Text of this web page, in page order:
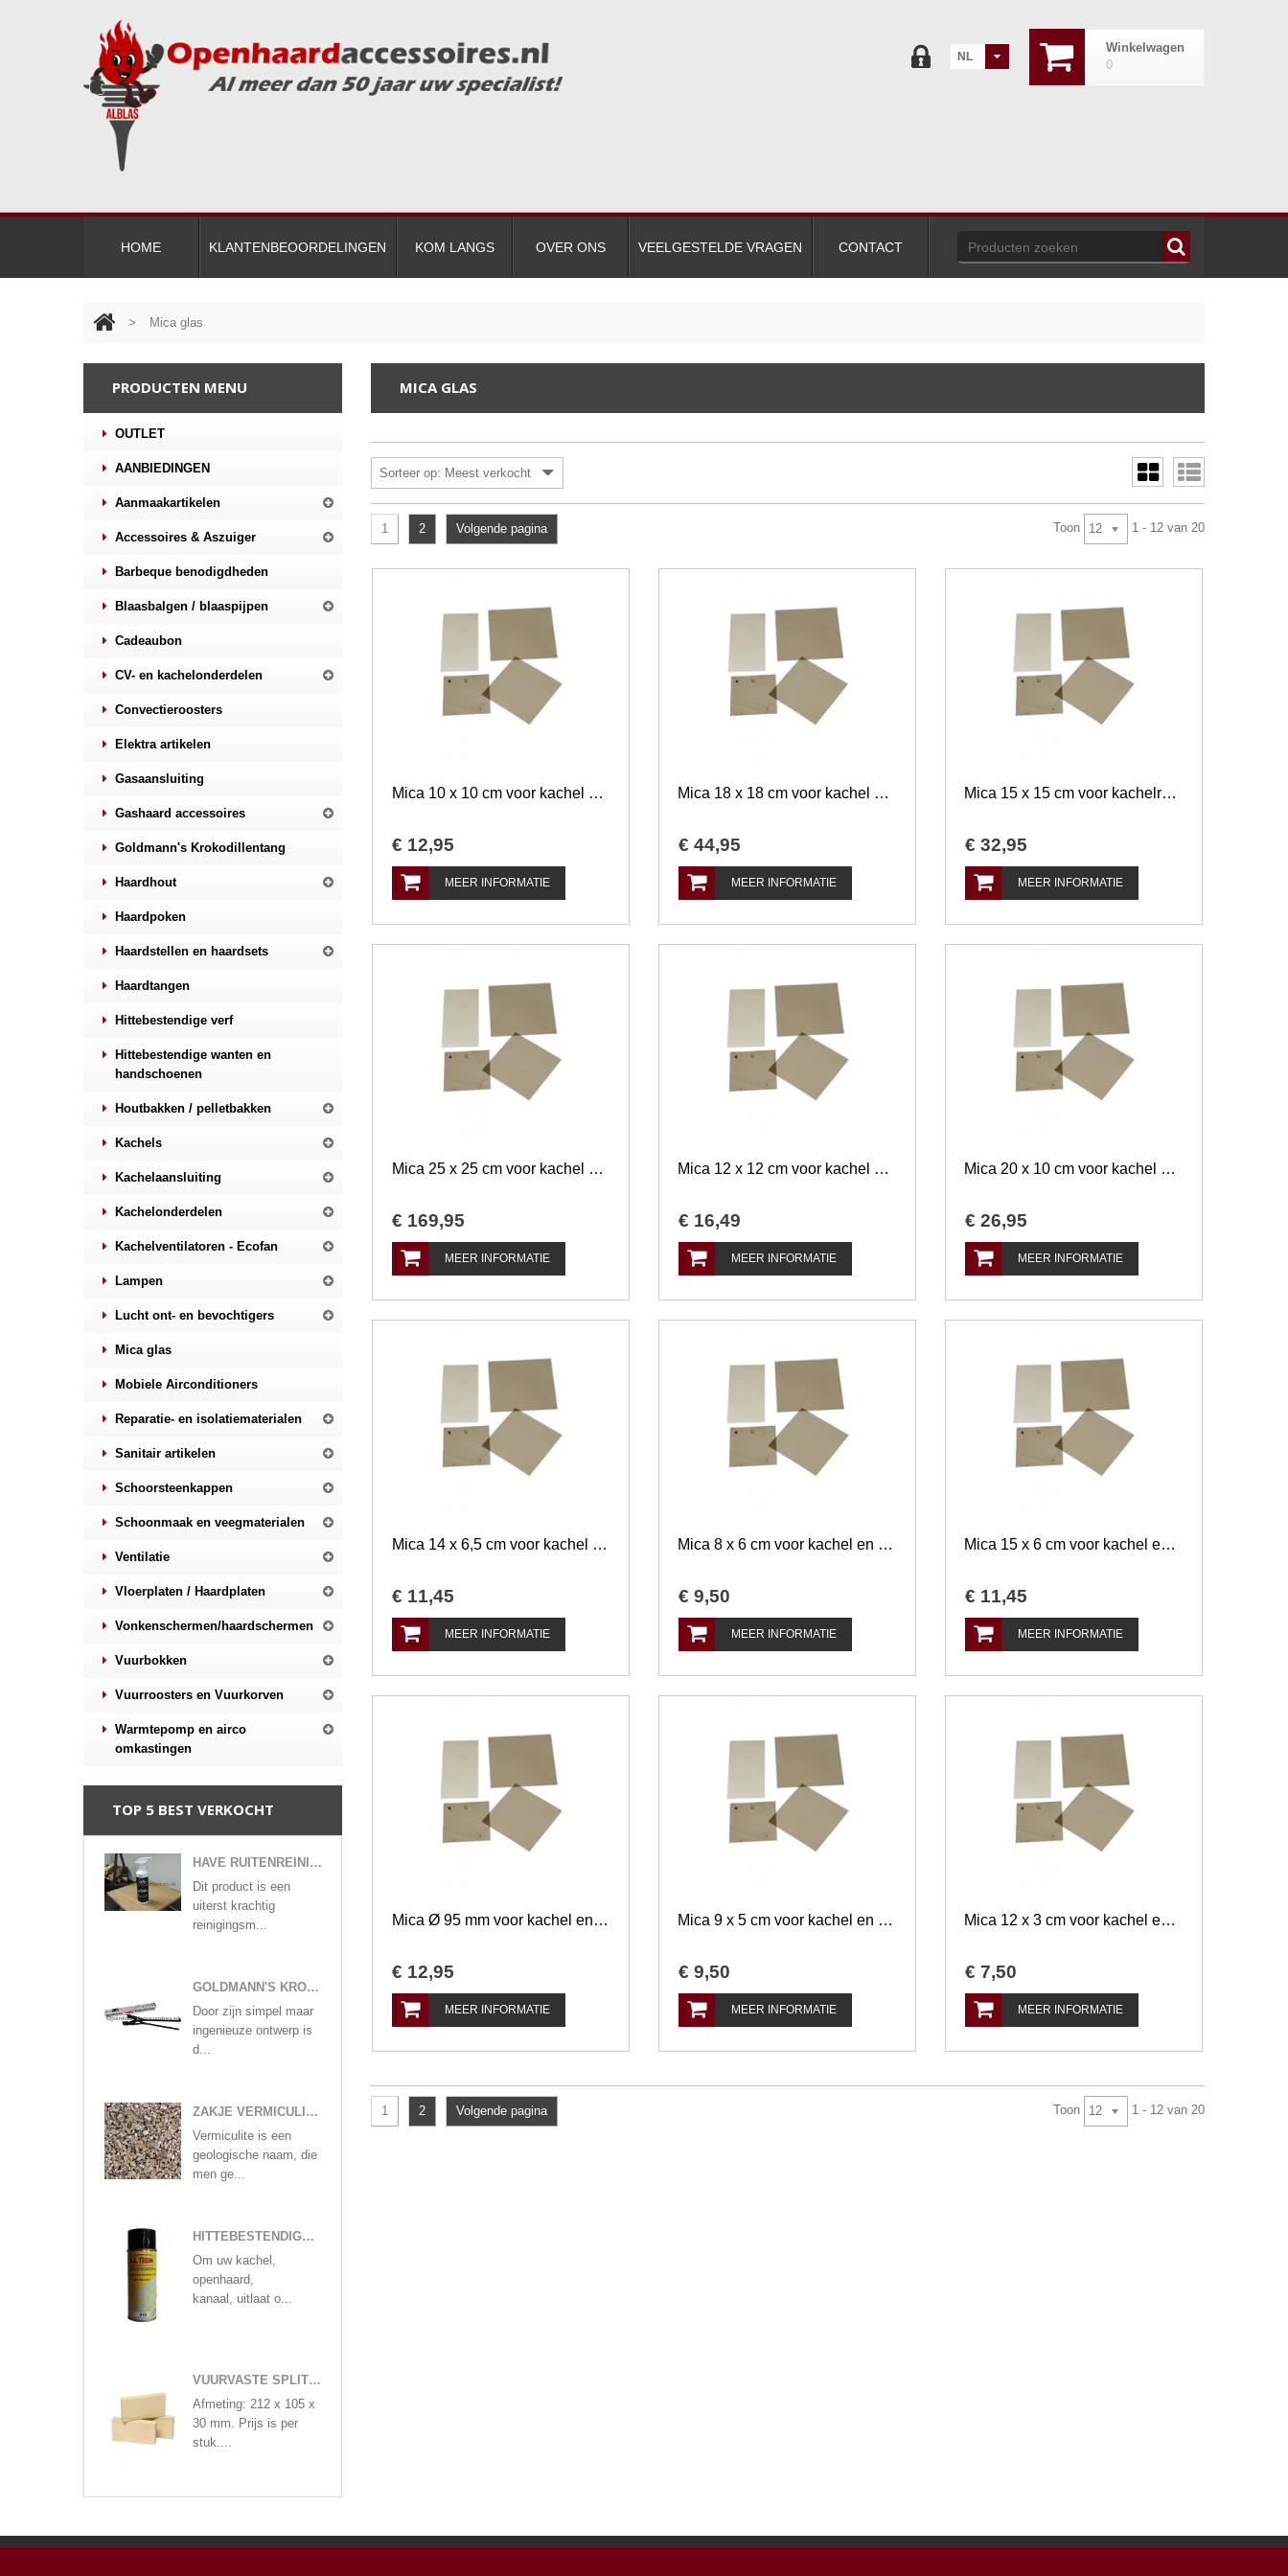
Winkelwagen
0
NL
HOME KLANTENBEOORDELINGEN KOM LANGS OVER ONS VEELGESTELDE VRAGEN CONTACT
> Mica glas
MICA GLAS
Sorteer op: Meest verkocht
1 2 Volgende pagina Toon 12 1 - 12 van 20
Mica 10 x 10 cm voor kachel en open haard
€ 12,95
MEER INFORMATIE
Mica 18 x 18 cm voor kachel en openhaard
€ 44,95
MEER INFORMATIE
Mica 15 x 15 cm voor kachelruitjes
€ 32,95
MEER INFORMATIE
Mica 25 x 25 cm voor kachel en openhaard
€ 169,95
MEER INFORMATIE
Mica 12 x 12 cm voor kachel en openhaard
€ 16,49
MEER INFORMATIE
Mica 20 x 10 cm voor kachel en openhaard
€ 26,95
MEER INFORMATIE
Mica 14 x 6,5 cm voor kachel en openhaard
€ 11,45
MEER INFORMATIE
Mica 8 x 6 cm voor kachel en openhaard
€ 9,50
MEER INFORMATIE
Mica 15 x 6 cm voor kachel en openhaard
€ 11,45
MEER INFORMATIE
Mica Ø 95 mm voor kachel en openhaard
€ 12,95
MEER INFORMATIE
Mica 9 x 5 cm voor kachel en openhaard
€ 9,50
MEER INFORMATIE
Mica 12 x 3 cm voor kachel en openhaard
€ 7,50
MEER INFORMATIE
1 2 Volgende pagina Toon 12 1 - 12 van 20
PRODUCTEN MENU
OUTLET
AANBIEDINGEN
Aanmaakartikelen
Accessoires & Aszuiger
Barbeque benodigdheden
Blaasbalgen / blaaspijpen
Cadeaubon
CV- en kachelonderdelen
Convectieroosters
Elektra artikelen
Gasaansluiting
Gashaard accessoires
Goldmann's Krokodillentang
Haardhout
Haardpoken
Haardstellen en haardsets
Haardtangen
Hittebestendige verf
Hittebestendige wanten en
handschoenen
Houtbakken / pelletbakken
Kachels
Kachelaansluiting
Kachelonderdelen
Kachelventilatoren - Ecofan
Lampen
Lucht ont- en bevochtigers
Mica glas
Mobiele Airconditioners
Reparatie- en isolatiematerialen
Sanitair artikelen
Schoorsteenkappen
Schoonmaak en veegmaterialen
Ventilatie
Vloerplaten / Haardplaten
Vonkenschermen/haardschermen
Vuurbokken
Vuurroosters en Vuurkorven
Warmtepomp en airco
omkastingen
TOP 5 BEST VERKOCHT
HAVE RUITENREINIGER
Dit product is een
uiterst krachtig
reinigingsm...
GOLDMANN'S KROKODILLENTANG
Door zijn simpel maar
ingenieuze ontwerp is
d...
ZAKJE VERMICULITE KORRELS GLOEIVLOKKEN
Vermiculite is een
geologische naam, die
men ge...
HITTEBESTENDIGE VERF IN 400 ML SPUITBUS MAT ZWART OF ANTRACIETKLEUREN
Om uw kachel,
openhaard,
kanaal, uitlaat o...
VUURVASTE SPLIT STEEN
Afmeting: 212 x 105 x
30 mm. Prijs is per
stuk....